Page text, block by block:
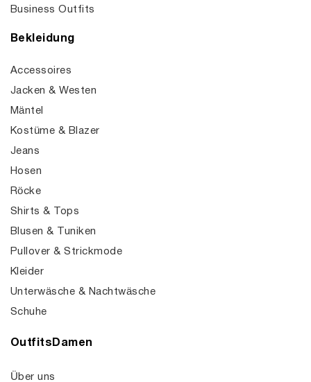
Business Outfits
Bekleidung
Accessoires
Jacken & Westen
Mäntel
Kostüme & Blazer
Jeans
Hosen
Röcke
Shirts & Tops
Blusen & Tuniken
Pullover & Strickmode
Kleider
Unterwäsche & Nachtwäsche
Schuhe
OutfitsDamen
Über uns